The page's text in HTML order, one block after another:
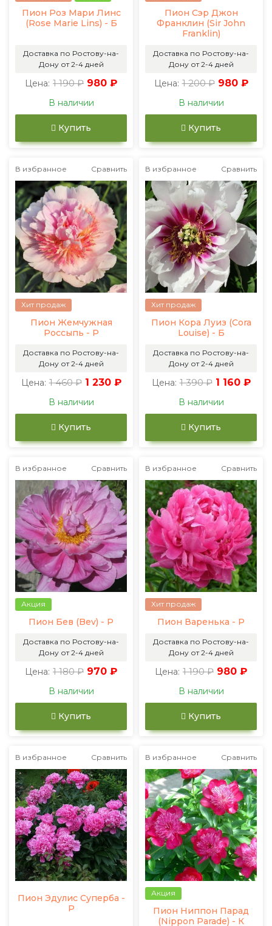
Пион Роз Мари Линс
(Rose Marie Lins) - Б
Доставка по Ростову-на-
Дону от 2-4 дней
Цена: 1 190 ₽ 980 ₽
В наличии
Купить
Пион Сэр Джон
Франклин (Sir John
Franklin)
Доставка по Ростову-на-
Дону от 2-4 дней
Цена: 1 200 ₽ 980 ₽
В наличии
Купить
В избранное Сравнить
Хит продаж
Пион Жемчужная
Россыпь - Р
Доставка по Ростову-на-
Дону от 2-4 дней
Цена: 1 460 ₽ 1 230 ₽
В наличии
Купить
В избранное Сравнить
Хит продаж
Пион Кора Луиз (Cora
Louise) - Б
Доставка по Ростову-на-
Дону от 2-4 дней
Цена: 1 390 ₽ 1 160 ₽
В наличии
Купить
В избранное Сравнить
Акция
Пион Бев (Bev) - Р
Доставка по Ростову-на-
Дону от 2-4 дней
Цена: 1 180 ₽ 970 ₽
В наличии
Купить
В избранное Сравнить
Хит продаж
Пион Варенька - Р
Доставка по Ростову-на-
Дону от 2-4 дней
Цена: 1 190 ₽ 980 ₽
В наличии
Купить
В избранное Сравнить
Пион Эдулис Суперба -
Р
В избранное Сравнить
Акция
Пион Ниппон Парад
(Nippon Parade) - К